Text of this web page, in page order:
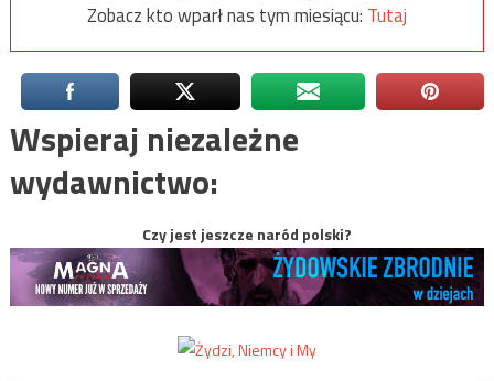
Zobacz kto wparł nas tym miesiącu: Tutaj
Wspieraj niezależne
wydawnictwo:
Czy jest jeszcze naród polski?